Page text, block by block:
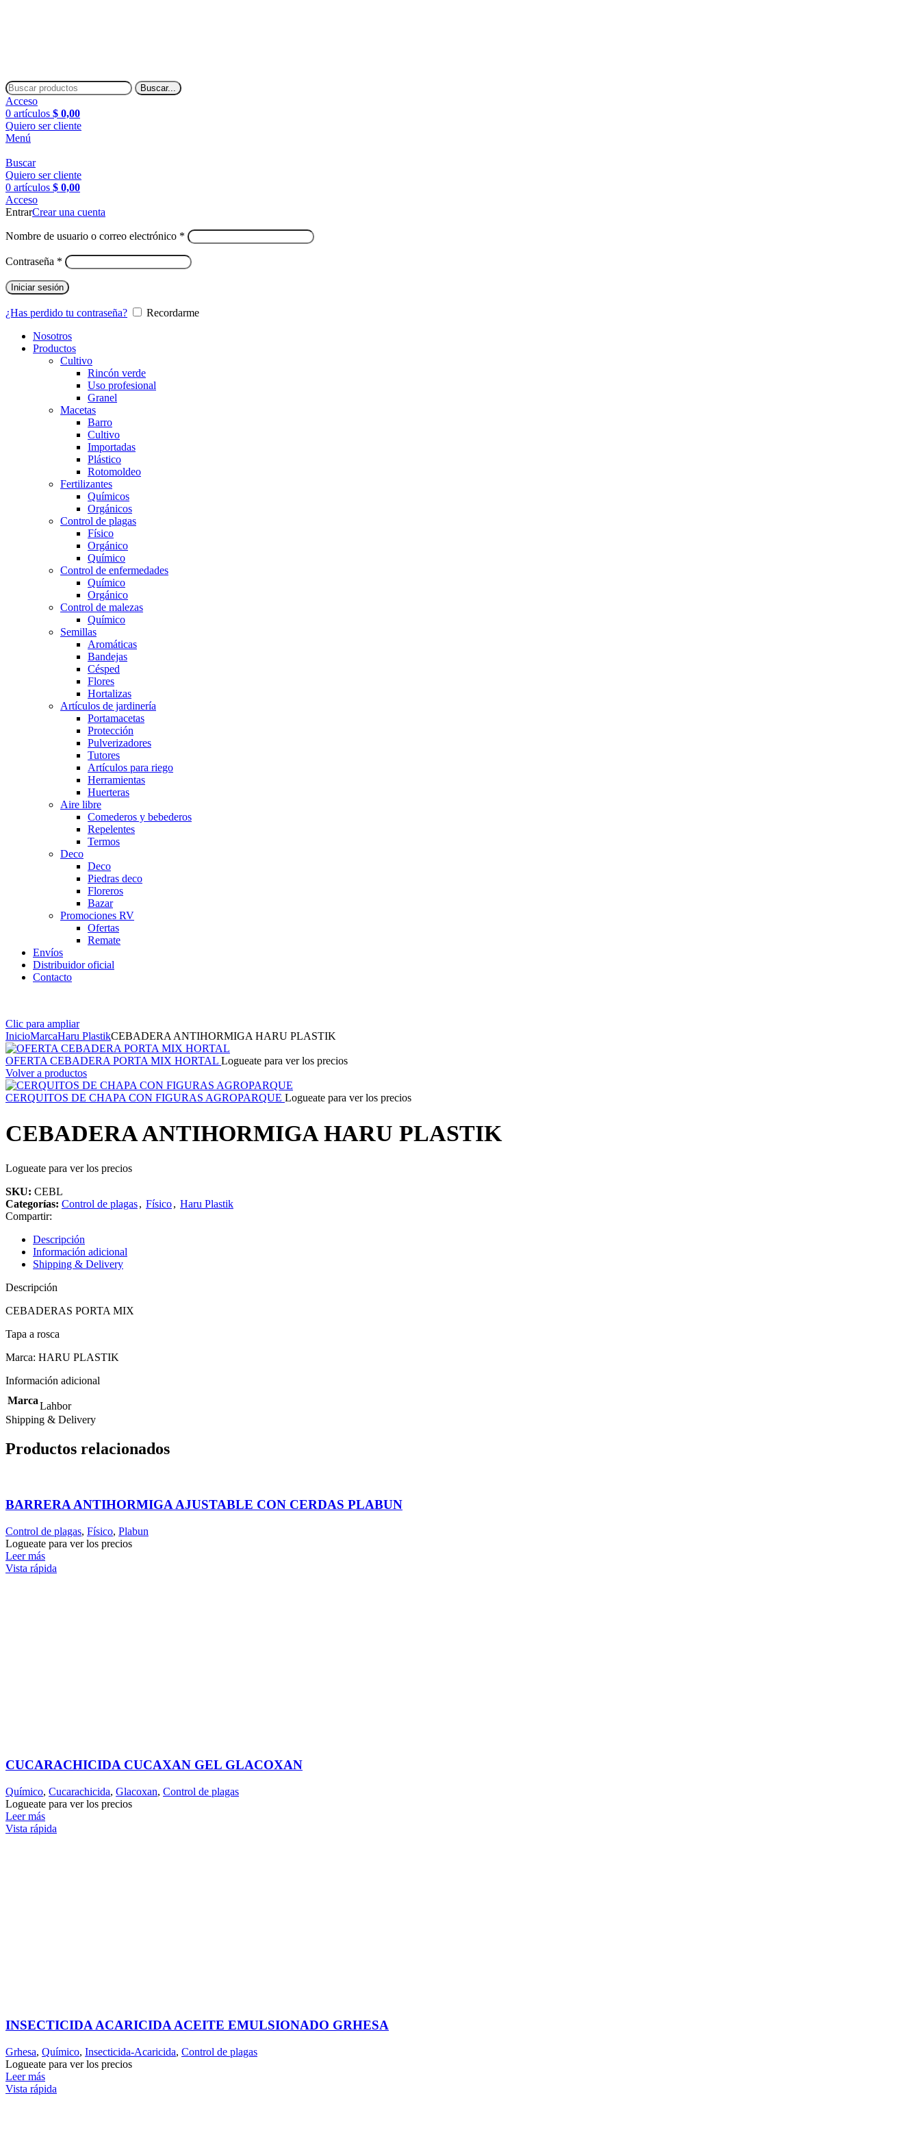
Buscar...
Acceso
0 artículos $ 0,00
Quiero ser cliente
Menú
Buscar
Quiero ser cliente
0 artículos $ 0,00
Acceso
EntrarCrear una cuenta
Nombre de usuario o correo electrónico *
Contraseña *
Iniciar sesión
¿Has perdido tu contraseña?
Recordarme
Nosotros
Productos
Cultivo
Rincón verde
Uso profesional
Granel
Macetas
Barro
Cultivo
Importadas
Plástico
Rotomoldeo
Fertilizantes
Químicos
Orgánicos
Control de plagas
Físico
Orgánico
Químico
Control de enfermedades
Químico
Orgánico
Control de malezas
Químico
Semillas
Aromáticas
Bandejas
Césped
Flores
Hortalizas
Artículos de jardinería
Portamacetas
Protección
Pulverizadores
Tutores
Artículos para riego
Herramientas
Huerteras
Aire libre
Comederos y bebederos
Repelentes
Termos
Deco
Deco
Piedras deco
Floreros
Bazar
Promociones RV
Ofertas
Remate
Envíos
Distribuidor oficial
Contacto
Clic para ampliar
InicioMarcaHaru PlastikCEBADERA ANTIHORMIGA HARU PLASTIK
OFERTA CEBADERA PORTA MIX HORTAL Logueate para ver los precios
Volver a productos
CERQUITOS DE CHAPA CON FIGURAS AGROPARQUE Logueate para ver los precios
CEBADERA ANTIHORMIGA HARU PLASTIK
Logueate para ver los precios
SKU: CEBL
Categorías: Control de plagas, Físico, Haru Plastik
Compartir:
Descripción
Información adicional
Shipping & Delivery
Descripción
CEBADERAS PORTA MIX
Tapa a rosca
Marca: HARU PLASTIK
Información adicional
MarcaLahbor
Shipping & Delivery
Productos relacionados
BARRERA ANTIHORMIGA AJUSTABLE CON CERDAS PLABUN
Control de plagas, Físico, Plabun
Logueate para ver los precios
Leer más
Vista rápida
CUCARACHICIDA CUCAXAN GEL GLACOXAN
Químico, Cucarachicida, Glacoxan, Control de plagas
Logueate para ver los precios
Leer más
Vista rápida
INSECTICIDA ACARICIDA ACEITE EMULSIONADO GRHESA
Grhesa, Químico, Insecticida-Acaricida, Control de plagas
Logueate para ver los precios
Leer más
Vista rápida